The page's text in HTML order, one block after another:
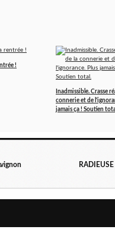
!
Inadmissible. Crasse
connerie et de
jamais ça ! Soutien